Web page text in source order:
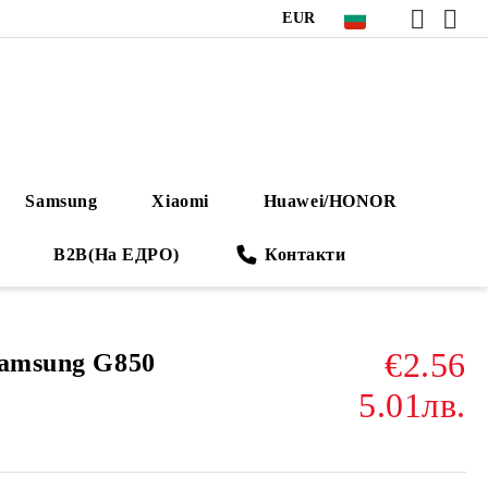
EUR
Samsung Xiaomi Huawei/HONOR
B2B(На ЕДРО) Контакти
G850
€2.56
5.01лв.